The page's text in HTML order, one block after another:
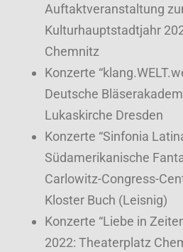
Auftaktveranstaltung
Kulturhauptstadtjahr
Chemnitz
Konzerte
Deutsche
Lukaskirche Dresden
Konzerte “Sinfonia
Südamerikanische
Carlowitz-Congress-
Kloster Buch (Leisnig)
Konzerte “Liebe in
2022: Theaterplatz